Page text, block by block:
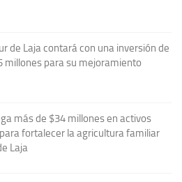
de Laja contará con una inversión de
millones para su mejoramiento
más de $34 millones en activos
fortalecer la agricultura familiar
Laja